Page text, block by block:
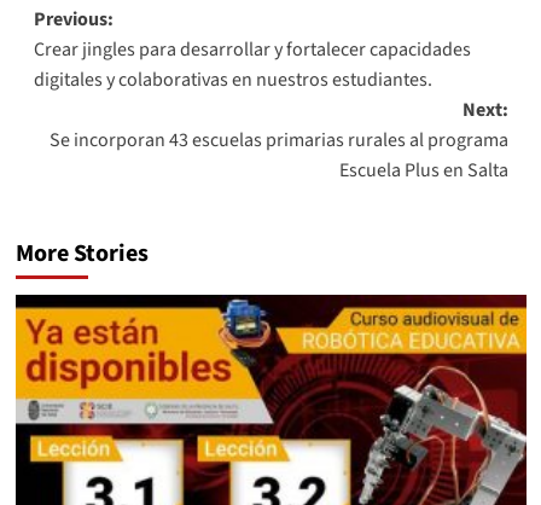
Previous:
Crear jingles para desarrollar y fortalecer capacidades
digitales y colaborativas en nuestros estudiantes.
Next:
Se incorporan 43 escuelas primarias rurales al programa
Escuela Plus en Salta
More Stories